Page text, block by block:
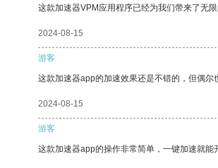
这款加速器VPM应用程序已经为我们带来了无限
2024-08-15
游客
这款加速器app的加速效果还是不错的，但偶尔
2024-08-15
游客
这款加速器app的操作非常简单，一键加速就能